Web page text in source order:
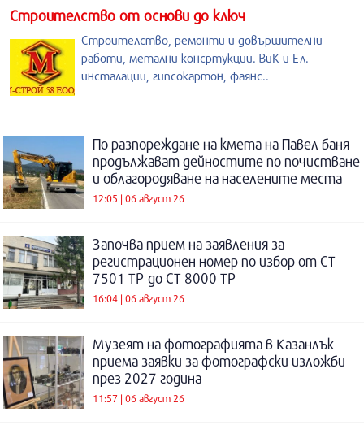
Строителство от основи до ключ
Строителство, ремонти и довършителни
работи, метални консртукции. ВиК и Ел.
инсталации, гипсокартон, фаянс..
По разпореждане на кмета на Павел баня
продължават дейностите по почистване
и облагородяване на населените места
12:05 | 06 август 26
Започва прием на заявления за
регистрационен номер по избор от СТ
7501 ТР до СТ 8000 ТР
16:04 | 06 август 26
Музеят на фотографията в Казанлък
приема заявки за фотографски изложби
през 2027 година
11:57 | 06 август 26